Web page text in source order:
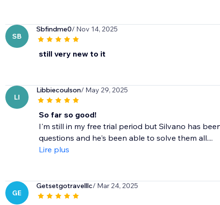
SB
Sbfindme0/ Nov 14, 2025
still very new to it
LI
Libbiecoulson/ May 29, 2025
So far so good!
I'm still in my free trial period but Silvano has
questions and he's been able to solve them all....
Lire plus
GE
Getsetgotravelllc/ Mar 24, 2025